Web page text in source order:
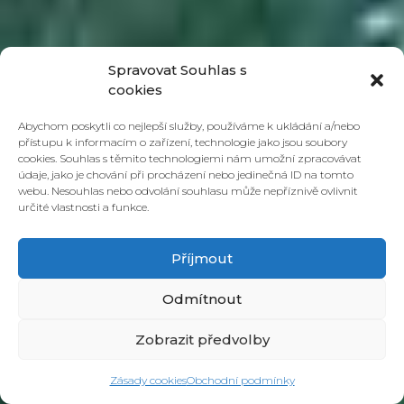
Spravovat Souhlas s
cookies
Abychom poskytli co nejlepší služby, používáme k ukládání a/nebo
přístupu k informacím o zařízení, technologie jako jsou soubory
cookies. Souhlas s těmito technologiemi nám umožní zpracovávat
údaje, jako je chování při procházení nebo jedinečná ID na tomto
webu. Nesouhlas nebo odvolání souhlasu může nepříznivě ovlivnit
určité vlastnosti a funkce.
Příjmout
Odmítnout
Zobrazit předvolby
Zásady cookiesObchodní podmínky
2017-11-06 autor: